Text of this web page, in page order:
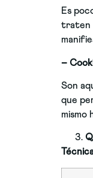
Es
traten
–
Son
que
mismo